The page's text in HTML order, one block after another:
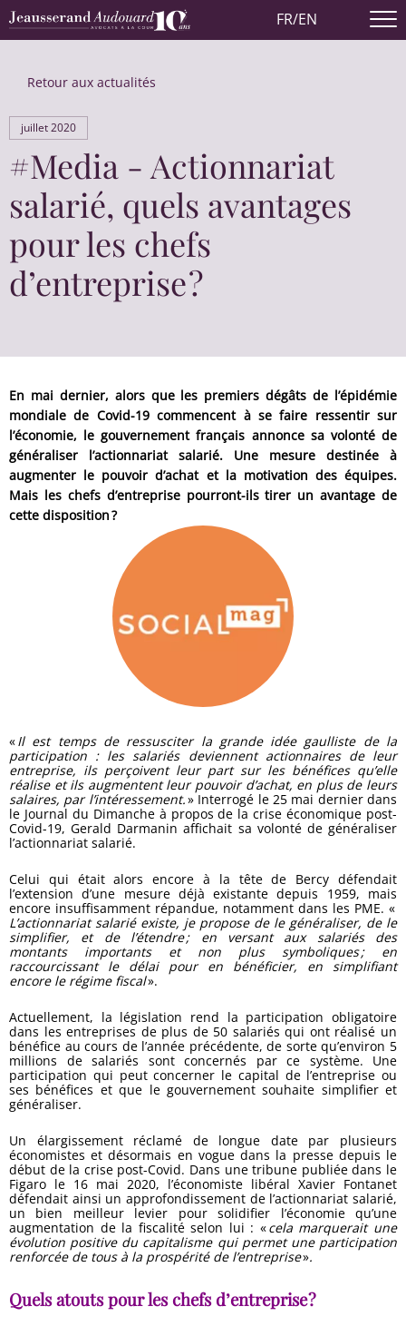
FR/EN
Retour aux actualités
juillet 2020
#Media - Actionnariat
salarié, quels avantages
pour les chefs
d’entreprise ?
En mai dernier, alors que les premiers dégâts de l’épidémie
mondiale de Covid-19 commencent à se faire ressentir sur
l’économie, le gouvernement français annonce sa volonté de
généraliser l’actionnariat salarié. Une mesure destinée à
augmenter le pouvoir d’achat et la motivation des équipes.
Mais les chefs d’entreprise pourront-ils tirer un avantage de
cette disposition ?
«Il est temps de ressusciter la grande idée gaulliste de la
participation : les salariés deviennent actionnaires de leur
entreprise, ils perçoivent leur part sur les bénéfices qu’elle
réalise et ils augmentent leur pouvoir d’achat, en plus de leurs
salaires, par l’intéressement.» Interrogé le 25 mai dernier dans
le Journal du Dimanche à propos de la crise économique post-
Covid-19, Gerald Darmanin affichait sa volonté de généraliser
l’actionnariat salarié.
Celui qui était alors encore à la tête de Bercy défendait
l’extension d’une mesure déjà existante depuis 1959, mais
encore insuffisamment répandue, notamment dans les PME. «
L’actionnariat salarié existe, je propose de le généraliser, de le
simplifier, et de l’étendre ; en versant aux salariés des
montants importants et non plus symboliques ; en
raccourcissant le délai pour en bénéficier, en simplifiant
encore le régime fiscal».
Actuellement, la législation rend la participation obligatoire
dans les entreprises de plus de 50 salariés qui ont réalisé un
bénéfice au cours de l’année précédente, de sorte qu’environ 5
millions de salariés sont concernés par ce système. Une
participation qui peut concerner le capital de l’entreprise ou
ses bénéfices et que le gouvernement souhaite simplifier et
généraliser.
Un élargissement réclamé de longue date par plusieurs
économistes et désormais en vogue dans la presse depuis le
début de la crise post-Covid. Dans une tribune publiée dans le
Figaro le 16 mai 2020, l’économiste libéral Xavier Fontanet
défendait ainsi un approfondissement de l’actionnariat salarié,
un bien meilleur levier pour solidifier l’économie qu’une
augmentation de la fiscalité selon lui : «cela marquerait une
évolution positive du capitalisme qui permet une participation
renforcée de tous à la prospérité de l’entreprise».
Quels atouts pour les chefs d’entreprise ?